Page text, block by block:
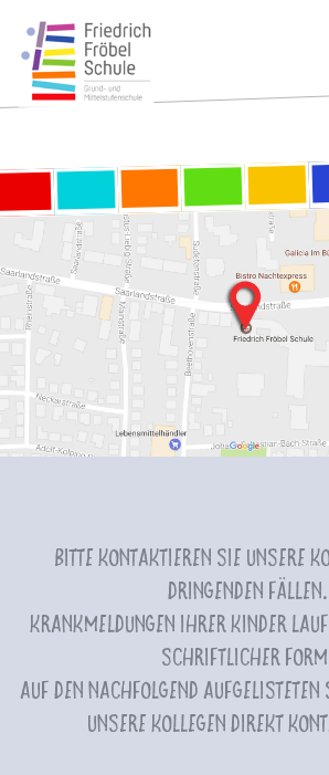
Bitte kontaktieren Sie unsere
dringenden Fällen.
Krankmeldungen Ihrer Kinder
schriftlicher
Auf den nachfolgend aufgelisteten
unsere Kollegen direkt